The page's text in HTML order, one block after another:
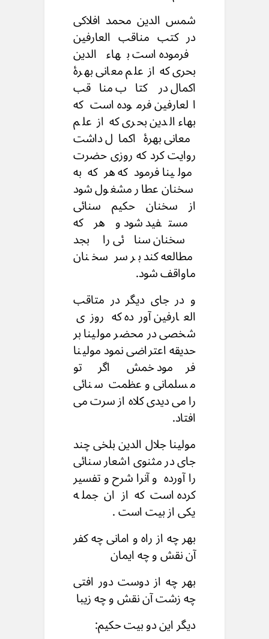
شمس الدین محمد افلاکی
در کتب مناقب العارفین
فرموده است بهاء الدین
بحری که از علم معانی بهرۀ
اکمال در کتاب مناقب
العارفین فرموده است که
بهاء الدین بحری که از علم
معانی بهرۀ اکمال داشت
روایت کرد که روزی حضرت
مولینا فرمود که هر که به
سخنان عطار مشغول شود
از سخنان حکیم سنائی
مستفید شود و هر که
سخنان سنائی را بجد
مطالعه کند بر سر سخنان
ماواقف شود.
و در جای دیگر در متاقب
العارفین آورده که روزی
شخصی در محضر مولینا بر
حدیقه اعتراضی نمود مولینا
فرمود خمش اگر تو
مسلمانی و عظمت سنائی
را می دیدی کلاه از سرت می
افتاد.
مولینا جلال الدین بلخی چند
جای در مثنوی اشعار سنائی
را آورده و آنرا شرح و تفسیر
کرده است که از ان جمله
یکی از بیت است .
بهر چه از راه و امانی چه کفر
آن نقش و چه ایمان
بهر چه از دوست دور افتی
چه زشت آن نقش و چه زیبا
دیگر این دو بیت حکیم: